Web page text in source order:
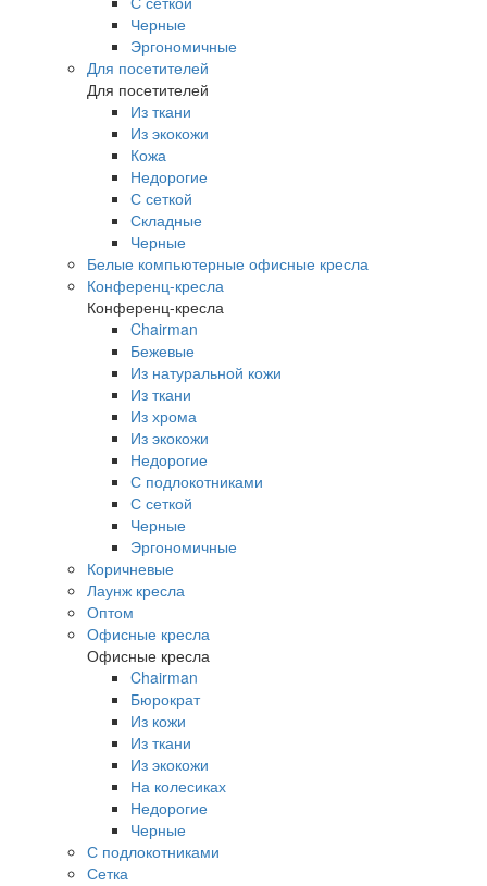
Черные
Эргономичные
Для посетителей
Для посетителей
Из ткани
Из экокожи
Кожа
Недорогие
С сеткой
Складные
Черные
Белые компьютерные офисные кресла
Конференц-кресла
Конференц-кресла
Chairman
Бежевые
Из натуральной кожи
Из ткани
Из хрома
Из экокожи
Недорогие
С подлокотниками
С сеткой
Черные
Эргономичные
Коричневые
Лаунж кресла
Оптом
Офисные кресла
Офисные кресла
Chairman
Бюрократ
Из кожи
Из ткани
Из экокожи
На колесиках
Недорогие
Черные
С подлокотниками
Сетка